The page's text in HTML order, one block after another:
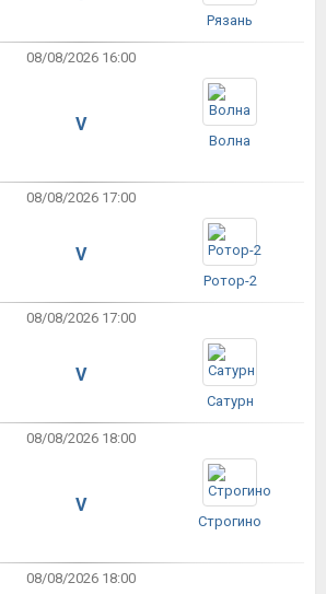
Рязань
08/08/2026 16:00
V
Волна
08/08/2026 17:00
V
Ротор-2
08/08/2026 17:00
V
Сатурн
08/08/2026 18:00
V
Строгино
08/08/2026 18:00